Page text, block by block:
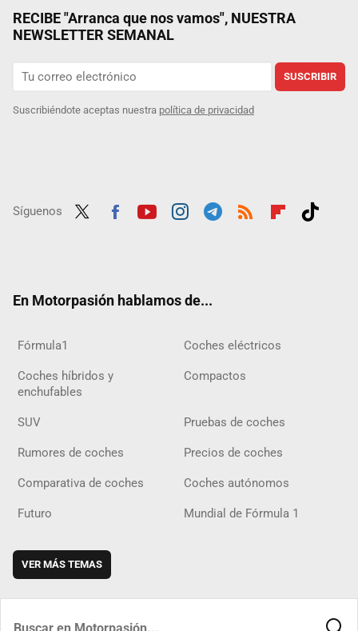
RECIBE "Arranca que nos vamos", NUESTRA
NEWSLETTER SEMANAL
SUSCRIBIR
Suscribiéndote aceptas nuestra política de privacidad
Síguenos
En Motorpasión hablamos de...
Fórmula1 Coches eléctricos
Coches híbridos y
enchufables
Compactos
SUV Pruebas de coches
Rumores de coches Precios de coches
Comparativa de coches Coches autónomos
Futuro Mundial de Fórmula 1
VER MÁS TEMAS